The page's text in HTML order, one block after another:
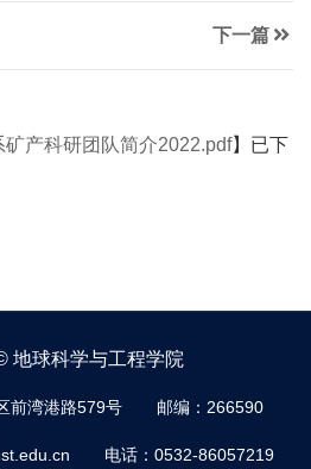
下一篇
产科研团队简介2022.pdf】已下
地球科学与工程学院
前湾港路579号 邮编：266590
电话：0532-86057219